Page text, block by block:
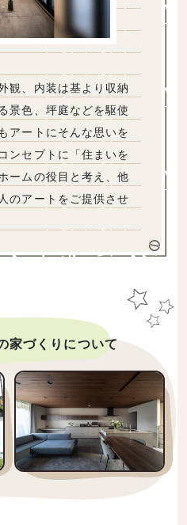
観、内装は基より収納
景色、坪庭などを駆使
アートにそんな思いを
ンセプトに「住まいを
ームの役目と考え、他
のアートをご提供させ
家づくりについて